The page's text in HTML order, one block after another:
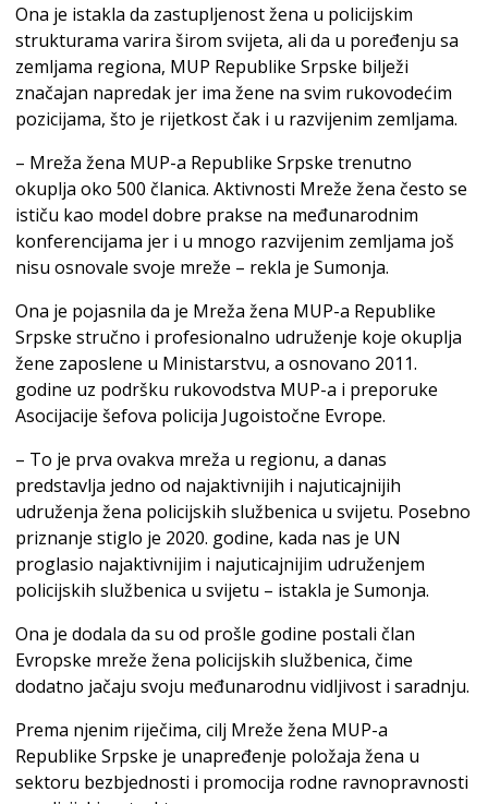
Ona je istakla da zastupljenost žena u policijskim
strukturama varira širom svijeta, ali da u poređenju sa
zemljama regiona, MUP Republike Srpske bilježi
značajan napredak jer ima žene na svim rukovodećim
pozicijama, što je rijetkost čak i u razvijenim zemljama.
– Mreža žena MUP-a Republike Srpske trenutno
okuplja oko 500 članica. Aktivnosti Mreže žena često se
ističu kao model dobre prakse na međunarodnim
konferencijama jer i u mnogo razvijenim zemljama još
nisu osnovale svoje mreže – rekla je Sumonja.
Ona je pojasnila da je Mreža žena MUP-a Republike
Srpske stručno i profesionalno udruženje koje okuplja
žene zaposlene u Ministarstvu, a osnovano 2011.
godine uz podršku rukovodstva MUP-a i preporuke
Asocijacije šefova policija Jugoistočne Evrope.
– To je prva ovakva mreža u regionu, a danas
predstavlja jedno od najaktivnijih i najuticajnijih
udruženja žena policijskih službenica u svijetu. Posebno
priznanje stiglo je 2020. godine, kada nas je UN
proglasio najaktivnijim i najuticajnijim udruženjem
policijskih službenica u svijetu – istakla je Sumonja.
Ona je dodala da su od prošle godine postali član
Evropske mreže žena policijskih službenica, čime
dodatno jačaju svoju međunarodnu vidljivost i saradnju.
Prema njenim riječima, cilj Mreže žena MUP-a
Republike Srpske je unapređenje položaja žena u
sektoru bezbjednosti i promocija rodne ravnopravnosti